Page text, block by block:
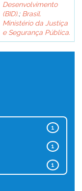
Desenvolvimento
(BID).; Brasil.
Ministério da Justiça
e Segurança Pública.
1
1
1